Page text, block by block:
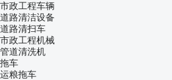
市政工程车辆
道路清洁设备
道路清扫车
市政工程机械
管道清洗机
拖车
运粮拖车